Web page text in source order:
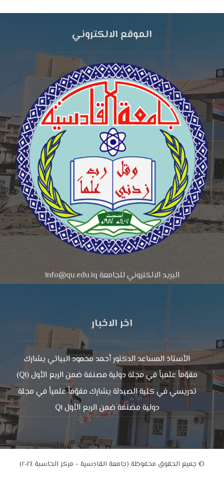
الموقع الالكتروني
البريد الالكتروني للجامعة info@qu.edu.iq
اخر الاخبار
الأستاذ المساعد الدكتور أحمد محمود البياتي يشارك
مقوّماً علمياً في مجلة دولية مصنفة ضمن الربع الأول (Q١)
تدريسي في كلية الصيدلة يشارك مقوّماً علمياً في مجلة
دولية مصنفة ضمن الربع الأول Q١
© جميع الحقوق محفوظة (جامعة القادسية - مركز الحاسبة ٢٠٢٤)